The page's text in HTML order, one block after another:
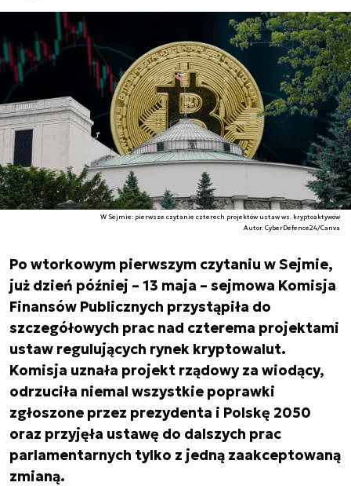
W Sejmie: pierwsze czytanie czterech projektów ustaw ws. kryptoaktywów
Autor. CyberDefence24/Canva
Po wtorkowym pierwszym czytaniu w Sejmie,
już dzień później – 13 maja – sejmowa Komisja
Finansów Publicznych przystąpiła do
szczegółowych prac nad czterema projektami
ustaw regulujących rynek kryptowalut.
Komisja uznała projekt rządowy za wiodący,
odrzuciła niemal wszystkie poprawki
zgłoszone przez prezydenta i Polskę 2050
oraz przyjęła ustawę do dalszych prac
parlamentarnych tylko z jedną zaakceptowaną
zmianą.